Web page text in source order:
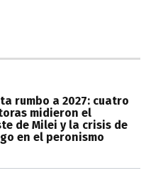
rumbo a 2027: cuatro
midieron el
de Milei y la crisis de
en el peronismo